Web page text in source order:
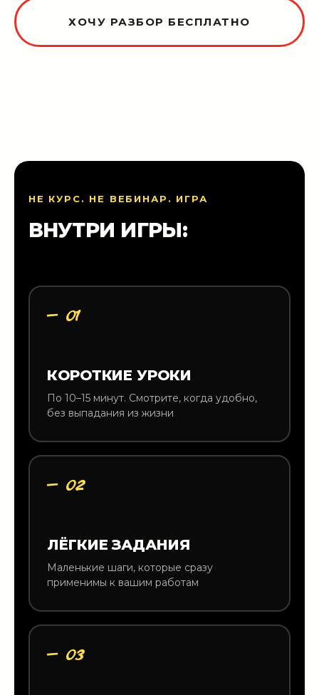
ХОЧУ РАЗБОР БЕСПЛАТНО
НЕ КУРС. НЕ ВЕБИНАР. ИГРА
ВНУТРИ ИГРЫ:
— 01
КОРОТКИЕ УРОКИ
По 10–15 минут. Смотрите, когда удобно,
без выпадания из жизни
— 02
ЛЁГКИЕ ЗАДАНИЯ
Маленькие шаги, которые сразу
применимы к вашим работам
— 03